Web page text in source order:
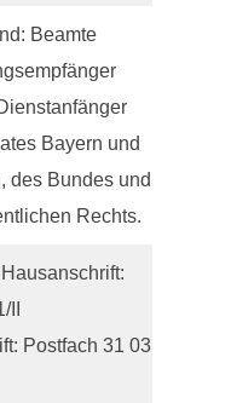
Beamte
Bayern und
des Bundes und
Rechts.
Postfach 31 03